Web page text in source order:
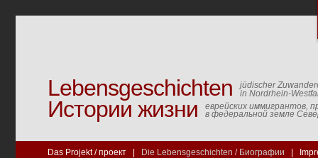
Lebensgeschichten
jüdischer
in Nordrhein-
Истории жизни еврейских иммигрантов,
в федеральной земле
Das Projekt / проект Die Lebensgeschichten / Биографии